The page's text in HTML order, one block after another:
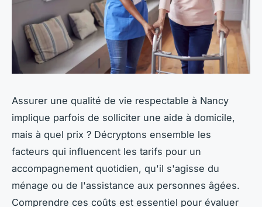
Assurer une qualité de vie respectable à Nancy
implique parfois de solliciter une aide à domicile,
mais à quel prix ? Décryptons ensemble les
facteurs qui influencent les tarifs pour un
accompagnement quotidien, qu'il s'agisse du
ménage ou de l'assistance aux personnes âgées.
Comprendre ces coûts est essentiel pour évaluer